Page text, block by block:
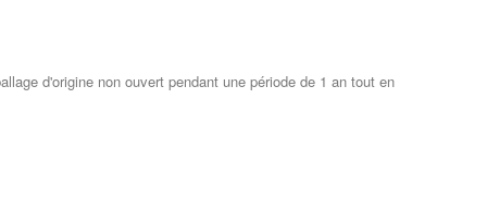
d'origine non ouvert pendant une période de 1 an tout en